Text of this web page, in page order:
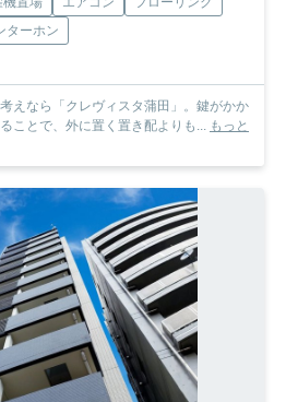
ターホン
えなら「クレヴィスタ蒲田」。鍵がかか
ことで、外に置く置き配よりも... もっと